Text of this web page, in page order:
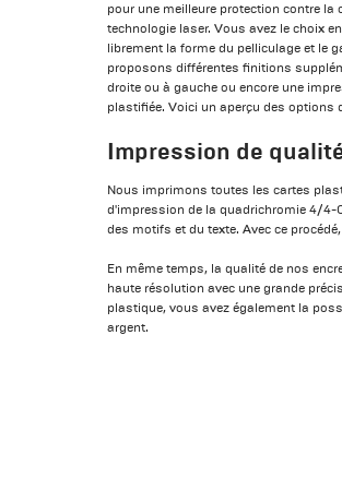
pour une meilleure protection contre
technologie laser. Vous avez le choix
librement la forme du pelliculage et le
proposons différentes finitions
droite ou à gauche ou encore une
plastifiée. Voici un aperçu des options
Impression de
Nous imprimons toutes les cartes
d'impression de la quadrichromie 4/4-
des motifs et du texte. Avec ce
En même temps, la qualité de nos
haute résolution avec une grande
plastique, vous avez également la
argent.